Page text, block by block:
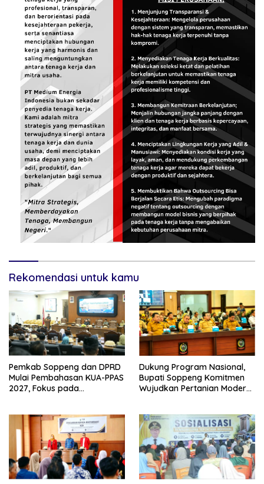
Rekomendasi untuk kamu
Pemkab Soppeng dan DPRD
Mulai Pembahasan KUA-PPAS
2027, Fokus pada
Dukung Program Nasional,
Bupati Soppeng Komitmen
Wujudkan Pertanian Modern